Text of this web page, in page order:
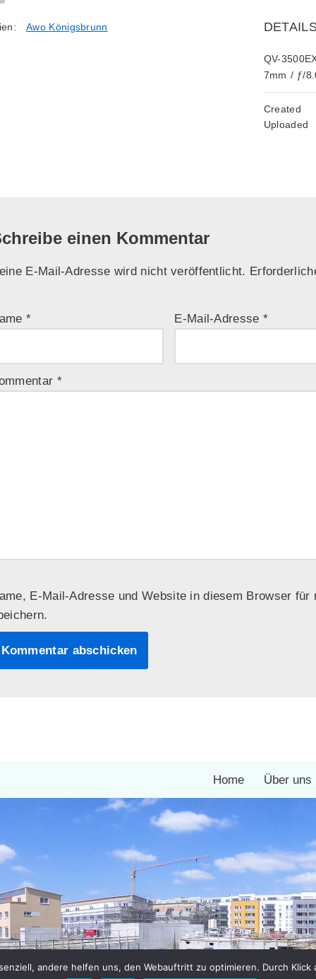
Awo Königsbrunn
QV-
7mm / ƒ/
Created
Uploaded
einen Kommentar
E-Mail-Adresse wird nicht veröffentlicht.
* E-Mail-Adresse *
*
E-Mail-Adresse und Website in diesem Browser für
Home Über uns
andere helfen uns, den Webauftritt zu optimieren. Durch